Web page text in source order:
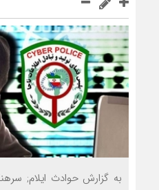
به گزارش حوادث ایلام;